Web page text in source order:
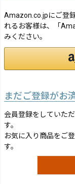
Amazon.co.jpにご登
れるお客様は、「
みください。
まだご登録がお
会員登録をしていた
す。
お気に入り商品をご
す。